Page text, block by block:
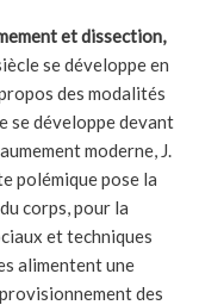
et dissection,
se développe en
des modalités
se développe devant
moderne, J.
polémique pose la
corps, pour la
et techniques
alimentent une
des